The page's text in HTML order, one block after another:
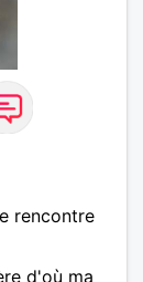
rencontre
d'où ma